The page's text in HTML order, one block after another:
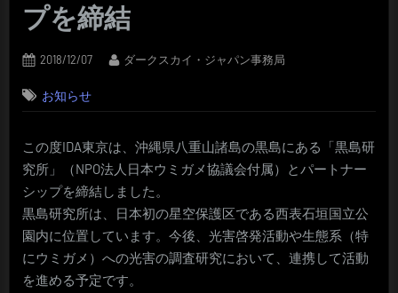
プを締結
Posted
2018/12/07 By
ダークスカイ・ジャパン事務局
お知らせ
この度IDA東京は、沖縄県八重山諸島の黒島にある「黒島研
究所」（NPO法人日本ウミガメ協議会付属）とパートナー
シップを締結しました。
黒島研究所は、日本初の星空保護区である西表石垣国立公
園内に位置しています。今後、光害啓発活動や生態系（特
にウミガメ）への光害の調査研究において、連携して活動
を進める予定です。